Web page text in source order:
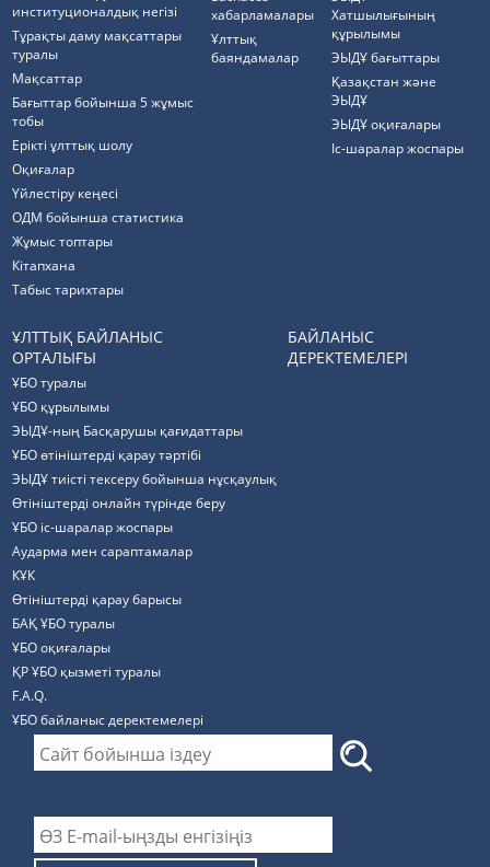
институционалдық негізі
Тұрақты даму мақсаттары
туралы
Мақсаттар
Бағыттар бойынша 5 жұмыс
тобы
Ерікті ұлттық шолу
Оқиғалар
Үйлестіру кеңесі
ОДМ бойынша статистика
Жұмыс топтары
Кітапхана
Табыс тарихтары
хабарламалары
Ұлттық
баяндамалар
Хатшылығының
құрылымы
ЭЫДҰ бағыттары
Қазақстан және
ЭЫДҰ
ЭЫДҰ оқиғалары
Іс-шаралар жоспары
ҰЛТТЫҚ БАЙЛАНЫС
ОРТАЛЫҒЫ
ҰБО туралы
ҰБО құрылымы
ЭЫДҰ-ның Басқарушы қағидаттары
ҰБО өтініштерді қарау тәртібі
ЭЫДҰ тиісті тексеру бойынша нұсқаулық
Өтініштерді онлайн түрінде беру
ҰБО іс-шаралар жоспары
Аударма мен сараптамалар
КҰК
Өтініштерді қарау барысы
БАҚ ҰБО туралы
ҰБО оқиғалары
ҚР ҰБО қызметі туралы
F.A.Q.
ҰБО байланыс деректемелерi
БАЙЛАНЫС
ДЕРЕКТЕМЕЛЕРІ